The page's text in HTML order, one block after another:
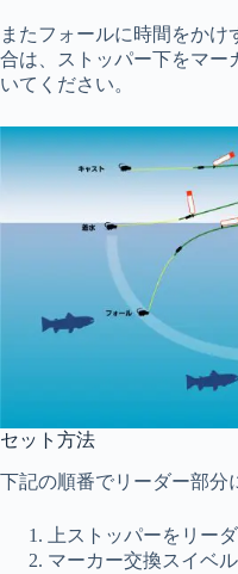
またフォールに時間をか
合は、ストッパー下をマー
いてください。
セット方法
下記の順番でリーダー部分
上ストッパーをリー
マーカー交換スイベ